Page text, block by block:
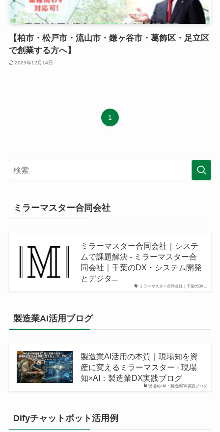
【柏市・松戸市・流山市・鎌ヶ谷市・葛飾区・足立区
で創業する方へ】
2025年12月14日
1
ミラーマスター合同会社
ミラーマスター合同会社｜千葉のDX...
ミラーマスター合同会社｜システ
ムで課題解決 - ミラーマスター合
同会社｜千葉のDX・システム開発
とデジタ...
製造業AI活用ブログ
現場知×AI：製造業DX実践ブログ
製造業AI活用の本質｜現場知を資
産に変えるミラーマスター - 現場
知×AI：製造業DX実践ブログ
Difyチャットボット活用例